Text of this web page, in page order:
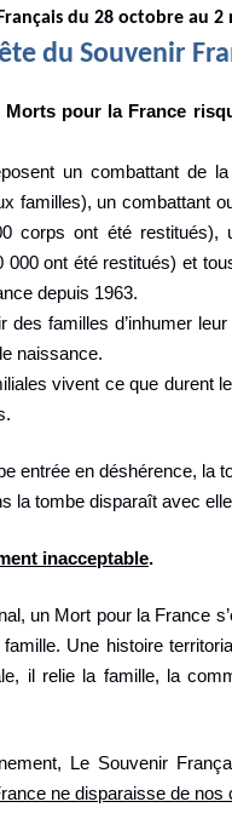
du 28 octobre au 2
du Souvenir
Morts pour la France
un combattant de
familles), un combattant
corps ont été restitués),
000 ont été restitués) et
depuis 1963.
des familles d’inhumer
naissance.
vivent ce que durent
entrée en déshérence, la
la tombe disparaît avec
inacceptable.
un Mort pour la France
Une histoire
il relie la famille, la
Le Souvenir
ne disparaisse de